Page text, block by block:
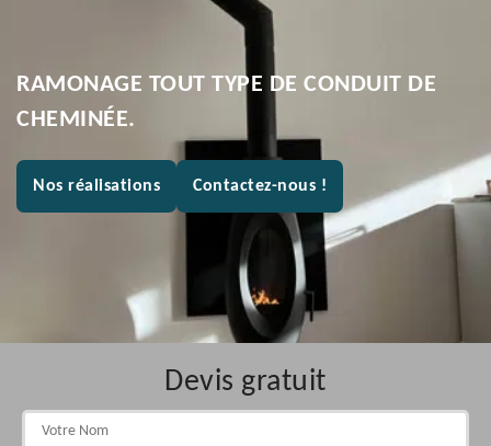
RAMONAGE TOUT TYPE DE CONDUIT DE
CHEMINÉE.
Nos réalisations Contactez-nous !
Devis gratuit